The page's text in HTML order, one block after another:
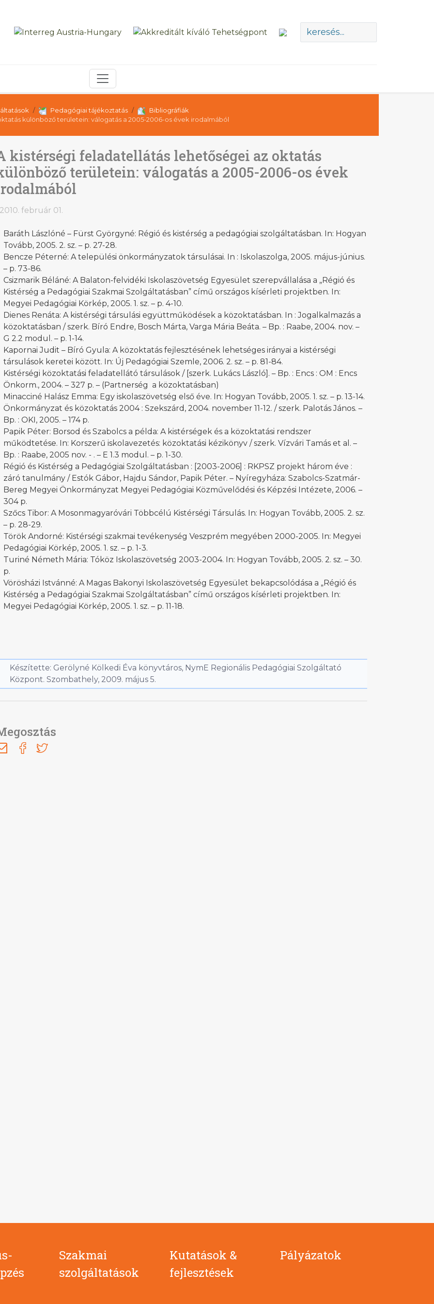
Pedagógiai tájékoztatás
Bibliográfiák
különböző területein: válogatás a 2005-2006-os évek irodalmából
Általános
Alapfokú Művészeti
alkotásait
képgaléria
kistérségi feladatellátás lehetőségei az oktatás
területein: válogatás a 2005-2006-os évek
2010. február 01.
Baráth Lászlóné – Fürst Györgyné: Régió és kistérség a pedagógiai szolgáltatásban. In: Hogyan
Tovább, 2005. 2. sz. – p. 27-28.
Bencze Péterné: A települési önkormányzatok társulásai. In : Iskolaszolga, 2005. május-június.
– p. 73-86.
Csizmarik Béláné: A Balaton-felvidéki Iskolaszövetség Egyesület szerepvállalása a „Régió és
Kistérség a Pedagógiai Szakmai Szolgáltatásban” című országos kísérleti projektben. In:
Megyei Pedagógiai Körkép, 2005. 1. sz. – p. 4-10.
Dienes Renáta: A kistérségi társulási együttműködések a közoktatásban. In : Jogalkalmazás a
közoktatásban / szerk. Bíró Endre, Bosch Márta, Varga Mária Beáta. – Bp. : Raabe, 2004. nov. –
G 2.2 modul. – p. 1-14.
Kapornai Judit – Bíró Gyula: A közoktatás fejlesztésének lehetséges irányai a kistérségi
társulások keretei között. In: Új Pedagógiai Szemle, 2006. 2. sz. – p. 81-84.
Kistérségi közoktatási feladatellátó társulások / [szerk. Lukács László]. – Bp. : Encs : OM : Encs
Önkorm., 2004. – 327 p. – (Partnerség a közoktatásban)
Minacciné Halász Emma: Egy iskolaszövetség első éve. In: Hogyan Tovább, 2005. 1. sz. – p. 13-14.
Önkormányzat és közoktatás 2004 : Szekszárd, 2004. november 11-12. / szerk. Palotás János. –
Bp. : OKI, 2005. – 174 p.
Papik Péter: Borsod és Szabolcs a példa: A kistérségek és a közoktatási rendszer
működtetése. In: Korszerű iskolavezetés: közoktatási kézikönyv / szerk. Vízvári Tamás et al. –
Bp. : Raabe, 2005 nov. - . – E 1.3 modul. – p. 1-30.
Régió és Kistérség a Pedagógiai Szolgáltatásban : [2003-2006] : RKPSZ projekt három éve :
záró tanulmány / Estók Gábor, Hajdu Sándor, Papik Péter. – Nyíregyháza: Szabolcs-Szatmár-
Bereg Megyei Önkormányzat Megyei Pedagógiai Közművelődési és Képzési Intézete, 2006. –
304 p.
Szőcs Tibor: A Mosonmagyaróvári Többcélú Kistérségi Társulás. In: Hogyan Tovább, 2005. 2. sz.
– p. 28-29.
Török Andorné: Kistérségi szakmai tevékenység Veszprém megyében 2000-2005. In: Megyei
Pedagógiai Körkép, 2005. 1. sz. – p. 1-3.
Turiné Németh Mária: Tóköz Iskolaszövetség 2003-2004. In: Hogyan Tovább, 2005. 2. sz. – 30.
p.
Vörösházi Istvánné: A Magas Bakonyi Iskolaszövetség Egyesület bekapcsolódása a „Régió és
Kistérség a Pedagógiai Szakmai Szolgáltatásban” című országos kísérleti projektben. In:
Megyei Pedagógiai Körkép, 2005. 1. sz. – p. 11-18.
Készítette: Gerölyné Kölkedi Éva könyvtáros, NymE Regionális Pedagógiai Szolgáltató
Központ. Szombathely, 2009. május 5.
Szakmai
szolgáltatások
Kutatások &
fejlesztések
Pályázatok